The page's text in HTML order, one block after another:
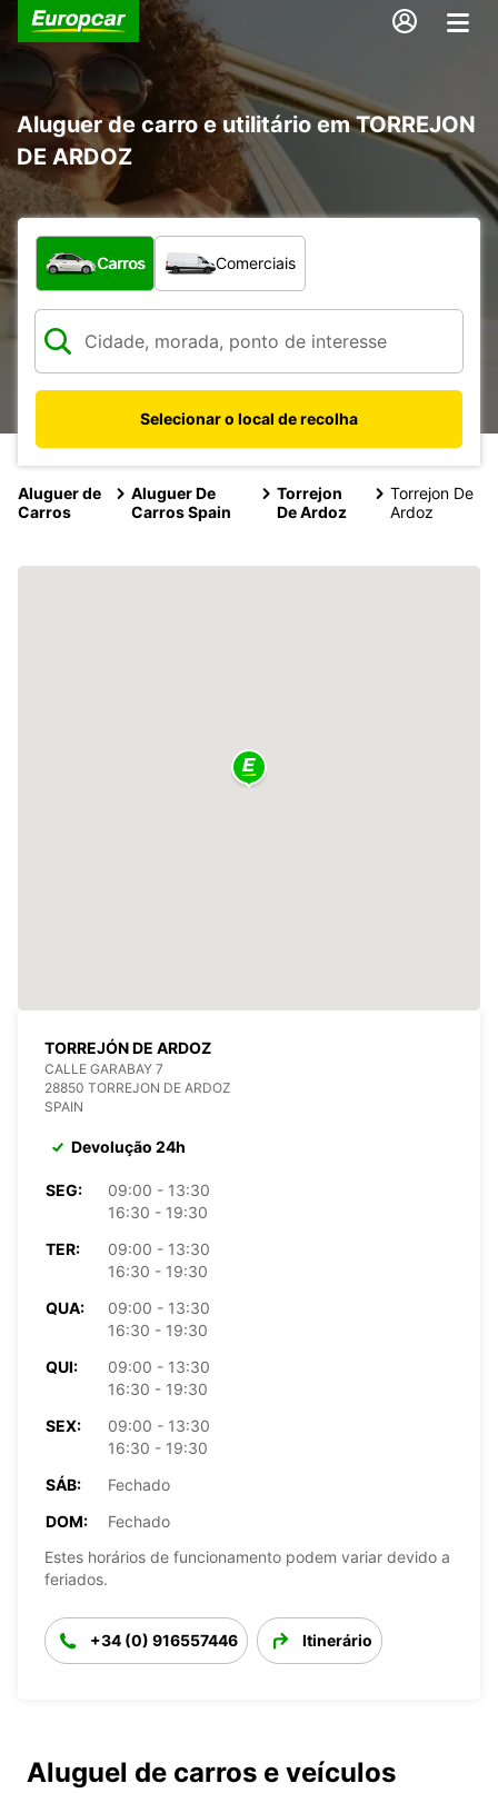
Aluguer de carro e utilitário em TORREJON
DE ARDOZ
Que tipo de veículo pretende?
Carros Comerciais
Selecionar o local de recolha
Aluguer de
Carros
Aluguer De
Carros Spain
Torrejon
De Ardoz
Torrejon De
Ardoz
TORREJÓN DE ARDOZ
CALLE GARABAY 7
28850 TORREJON DE ARDOZ
SPAIN
Devolução 24h
SEG:
09:00 - 13:30
16:30 - 19:30
TER:
09:00 - 13:30
16:30 - 19:30
QUA:
09:00 - 13:30
16:30 - 19:30
QUI:
09:00 - 13:30
16:30 - 19:30
SEX:
09:00 - 13:30
16:30 - 19:30
SÁB:
Fechado
DOM:
Fechado
Estes horários de funcionamento podem variar devido a
feriados.
+34 (0) 916557446 Itinerário
Aluguel de carros e veículos